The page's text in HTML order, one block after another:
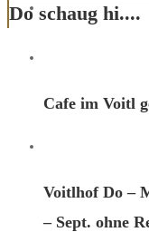
nach:
Do schaug hi....
Cafe im Voitl
Voitlhof Do –
– Sept. ohne